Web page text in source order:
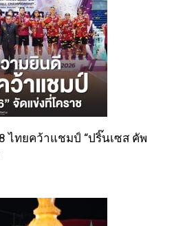
ไทยคว้าแชมป์ “ปริ๊นเซส คัพ